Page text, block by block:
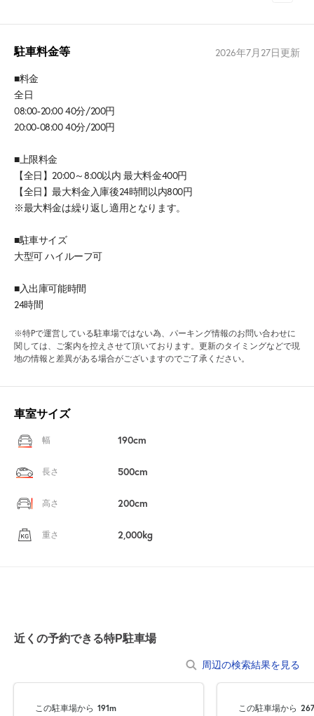
駐車料金等 2026年7月27日更新
■料金
全日
08:00-20:00 40分/200円
20:00-08:00 40分/200円
■上限料金
【全日】20:00～8:00以内 最大料金400円
【全日】最大料金入庫後24時間以内800円
※最大料金は繰り返し適用となります。
■駐車サイズ
大型可 ハイルーフ可
■入出庫可能時間
24時間
※特Pで運営している駐車場ではない為、パーキング情報のお問い合わせに
関しては、ご案内を控えさせて頂いております。更新のタイミングなどで現
地の情報と差異がある場合がございますのでご了承ください。
車室サイズ
幅 190cm
長さ 500cm
高さ 200cm
重さ 2,000kg
近くの予約できる特P駐車場
周辺の検索結果を見る
この駐車場から 191m この駐車場から
駐車場を
貸出しませんか？
売上GET！